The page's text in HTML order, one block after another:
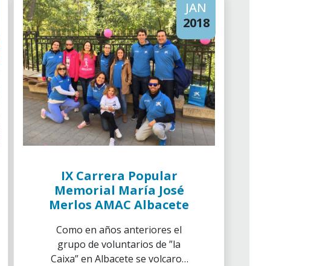
JAN
2018
IX Carrera Popular
Memorial María José
Merlos AMAC Albacete
Como en años anteriores el
grupo de voluntarios de ”la
Caixa” en Albacete se volcaron